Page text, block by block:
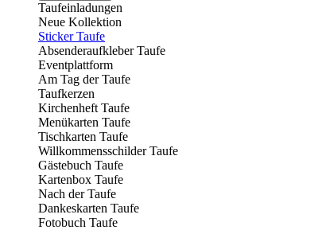
Taufeinladungen
Neue Kollektion
Sticker Taufe
Absenderaufkleber Taufe
Eventplattform
Am Tag der Taufe
Taufkerzen
Kirchenheft Taufe
Menükarten Taufe
Tischkarten Taufe
Willkommensschilder Taufe
Gästebuch Taufe
Kartenbox Taufe
Nach der Taufe
Dankeskarten Taufe
Fotobuch Taufe